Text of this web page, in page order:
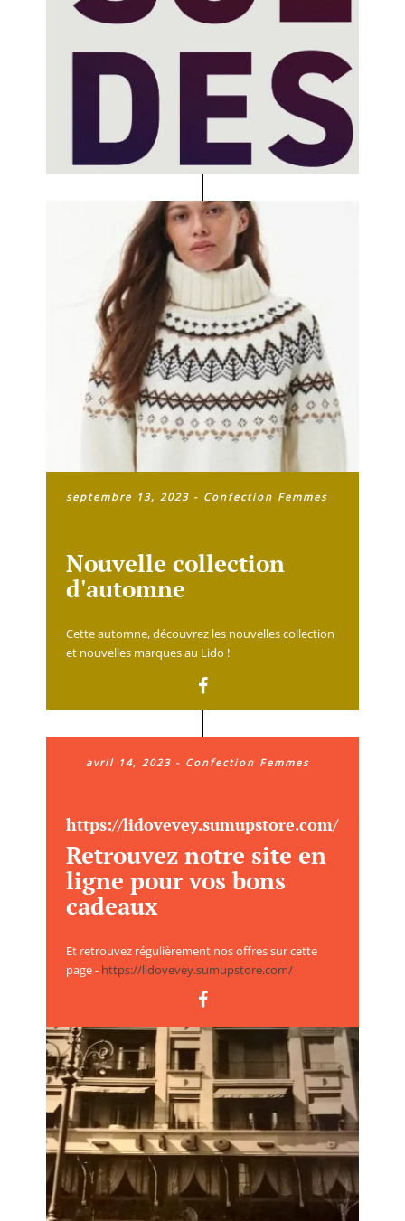
septembre 13, 2023 - Confection Femmes
Nouvelle collection
d'automne
Cette automne, découvrez les nouvelles collection
et nouvelles marques au Lido !
avril 14, 2023- Confection Femmes
https://lidovevey.sumupstore.com/
Retrouvez notre site en
ligne pour vos bons
cadeaux
Et retrouvez régulièrement nos offres sur cette
page - https://lidovevey.sumupstore.com/